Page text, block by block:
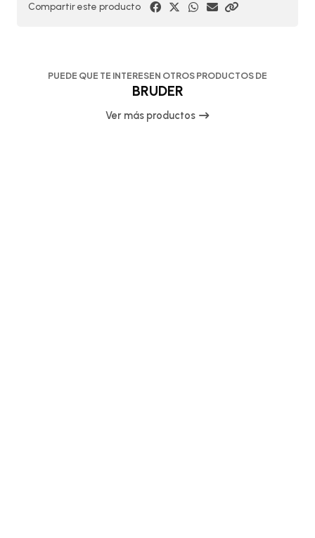
Compartir este producto
PUEDE QUE TE INTERESEN OTROS PRODUCTOS DE
BRUDER
Ver más productos